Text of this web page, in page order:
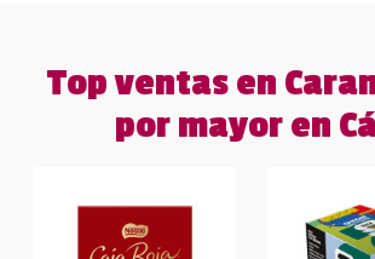
Top ventas en
por mayor en